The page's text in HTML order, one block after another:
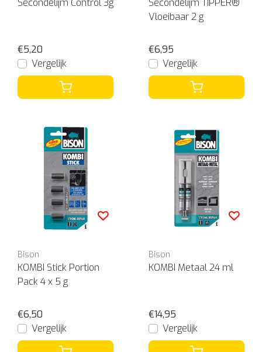
Secondelijm Control 3g
€5,20
Vergelijk
Secondelijm TIPPER®
Vloeibaar 2 g
€6,95
Vergelijk
Bison
KOMBI Stick Portion
Pack 4 x 5 g
€6,50
Vergelijk
Bison
KOMBI Metaal 24 ml
€14,95
Vergelijk